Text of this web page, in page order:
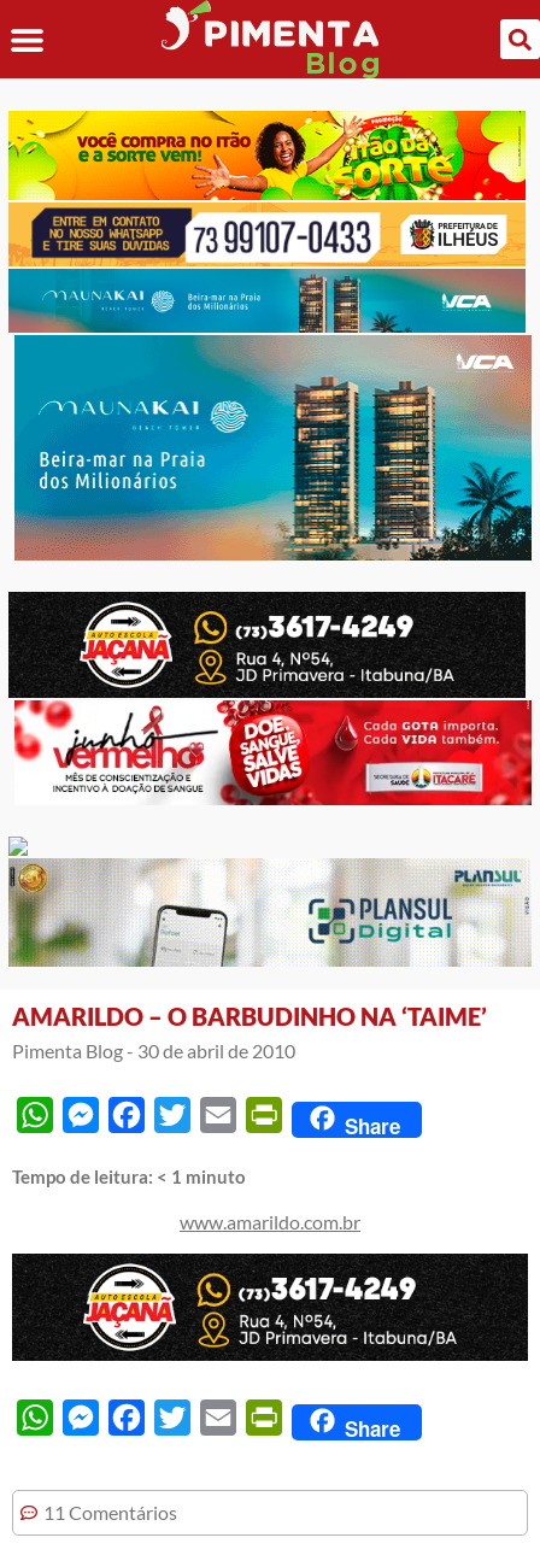
AMARILDO – O BARBUDINHO NA ‘TAIME’
Pimenta Blog - 30 de abril de 2010
WhatsAppMessengerFacebook
Twitter Email PrintFriendly
Share
Tempo de leitura: < 1 minuto
www.amarildo.com.br
WhatsAppMessengerFacebook
Twitter Email PrintFriendly
Share
11 Comentários